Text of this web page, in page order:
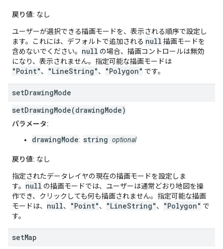
戻り値: なし
ユーザーが選択できる描画モードを、表示される順序で設定し
ます。これには、デフォルトで追加される null 描画モードを
含めないでください。 null の場合、描画コントロールは無効
になり、表示されません。指定可能な描画モードは
"Point"、 "LineString"、 "Polygon" です。
setDrawingMode
setDrawingMode(drawingMode)
パラメータ:
drawingMode: string optional
戻り値: なし
指定されたデータレイヤの現在の描画モードを設定しま
す。 null の描画モードでは、ユーザーは通常どおり地図を操
作でき、クリックしても何も描画されません。指定可能な描画
モードは、 null、 "Point"、 "LineString"、 "Polygon" で
す。
setMap